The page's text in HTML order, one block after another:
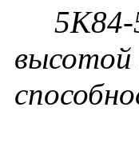
5К84-